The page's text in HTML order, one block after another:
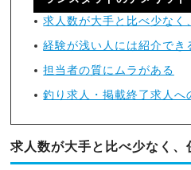
求人数が大手と比べ少なく
経験が浅い人には紹介でき
担当者の質にムラがある
釣り求人・掲載終了求人へ
求人数が大手と比べ少なく、